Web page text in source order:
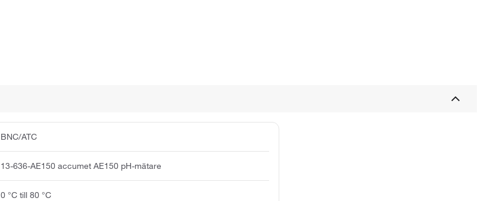
BNC/ATC
13-636-AE150 accumet AE150 pH-mätare
0 °C till 80 °C